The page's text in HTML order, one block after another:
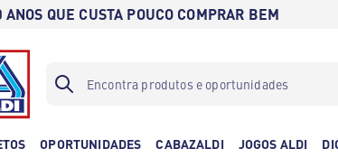
ANOS QUE CUSTA POUCO COMPRAR BEM
OPORTUNIDADES CABAZALDI JOGOS ALDI